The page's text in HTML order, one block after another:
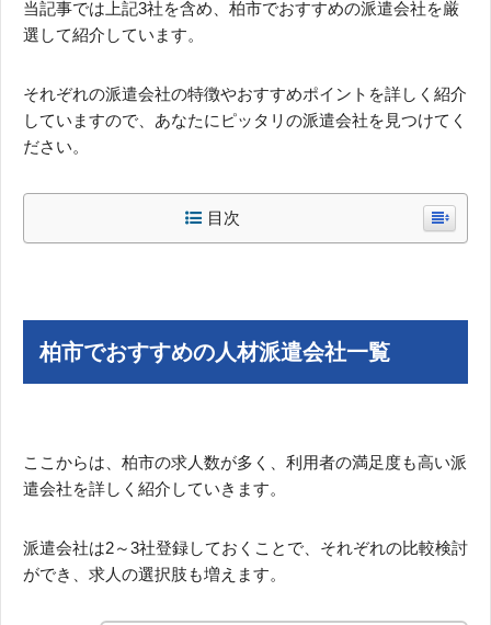
当記事では上記3社を含め、柏市でおすすめの派遣会社を厳
選して紹介しています。
それぞれの派遣会社の特徴やおすすめポイントを詳しく紹介
していますので、あなたにピッタリの派遣会社を見つけてく
ださい。
目次
柏市でおすすめの人材派遣会社一覧
ここからは、柏市の求人数が多く、利用者の満足度も高い派
遣会社を詳しく紹介していきます。
派遣会社は2～3社登録しておくことで、それぞれの比較検討
ができ、求人の選択肢も増えます。